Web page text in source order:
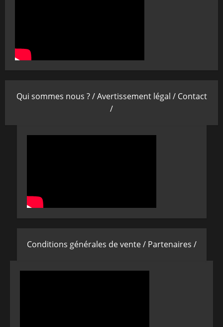
Qui sommes nous ? /Avertissement légal / Contact
/
Conditions générales de vente / Partenaires /